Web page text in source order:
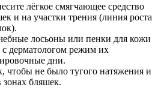
лёгкое смягчающее средство
и на участки трения (линия роста
лосьоны или пенки для кожи
с дерматологом режим их
дни.
чтобы не было тугого натяжения и
зонах бляшек.